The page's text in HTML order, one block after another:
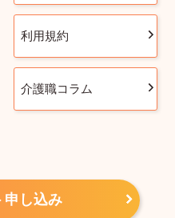
利用規約
介護職コラム
申し込み